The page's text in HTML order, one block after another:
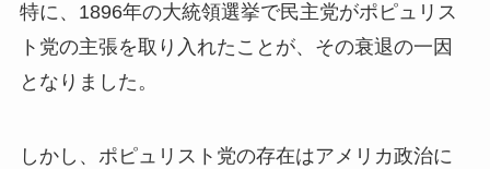
特に、1896年の大統領選挙で民主党がポピュリス
ト党の主張を取り入れたことが、その衰退の一因
となりました。
しかし、ポピュリスト党の存在はアメリカ政治に